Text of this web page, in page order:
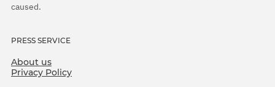
caused.
PRESS SERVICE
About us
Privacy Policy